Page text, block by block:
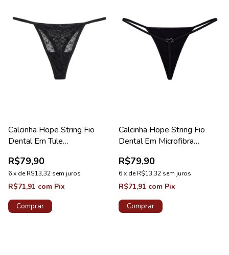
Calcinha Hope String Fio
Dental Em Tule
Coleção Studio
R$79,90
6x deR$13,32 sem juros
R$71,91 com Pix
Comprar
Calcinha Hope String Fio
Dental Em Microfibra
Manhattan
R$79,90
6x deR$13,32 sem juros
R$71,91 com Pix
Comprar